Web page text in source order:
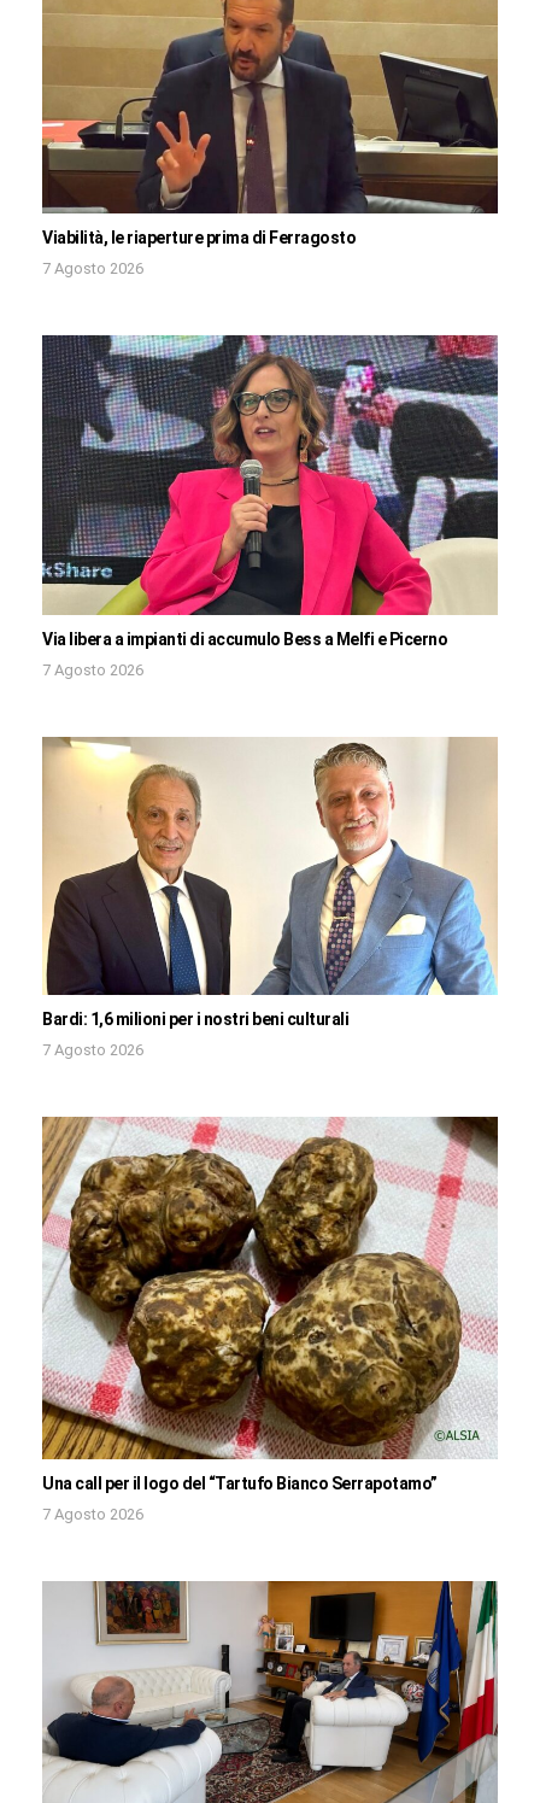
Viabilità, le riaperture prima di Ferragosto
7 Agosto 2026
Via libera a impianti di accumulo Bess a Melfi e Picerno
7 Agosto 2026
Bardi: 1,6 milioni per i nostri beni culturali
7 Agosto 2026
Una call per il logo del “Tartufo Bianco Serrapotamo”
7 Agosto 2026